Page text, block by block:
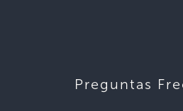
Preguntas